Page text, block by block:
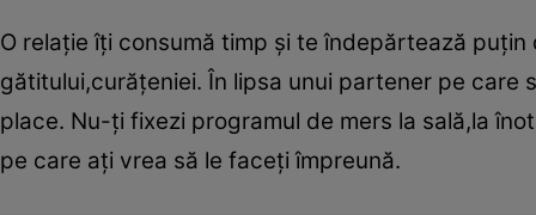
O relaţie îţi consumă timp şi te îndepărtează
gătitului,curăţeniei. În lipsa unui partener pe
place. Nu-ţi fixezi programul de mers la sală,la
pe care aţi vrea să le faceţi împreună.